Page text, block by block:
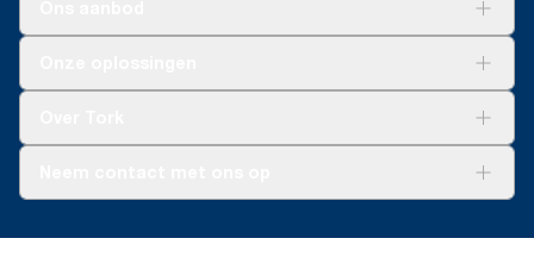
Dispenserklacht
02 766 05 30